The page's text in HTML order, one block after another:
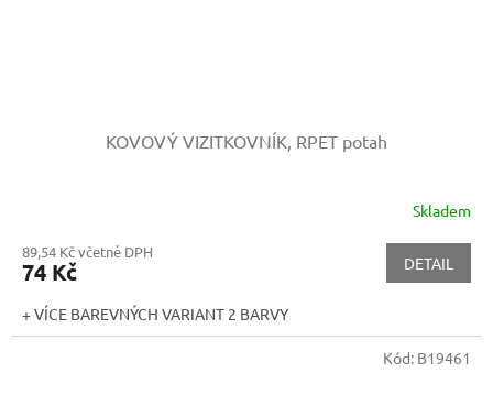
KOVOVÝ VIZITKOVNÍK, RPET potah
Skladem
89,54 Kč včetně DPH
74 Kč DETAIL
+ VÍCE BAREVNÝCH VARIANT 2 BARVY
Kód: B19461